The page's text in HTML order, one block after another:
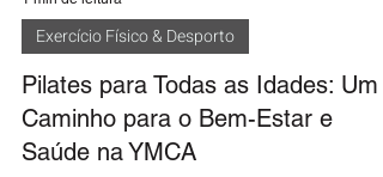
1 min de leitura
Exercício Físico & Desporto
Pilates para Todas as Idades: Um